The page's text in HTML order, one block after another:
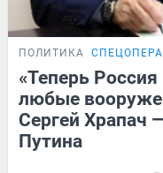
ПОЛИТИКА
«Теперь
любые
Сергей Храпач
Путина